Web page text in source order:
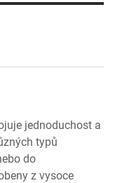
jednoduchost a
typů
do
z vysoce